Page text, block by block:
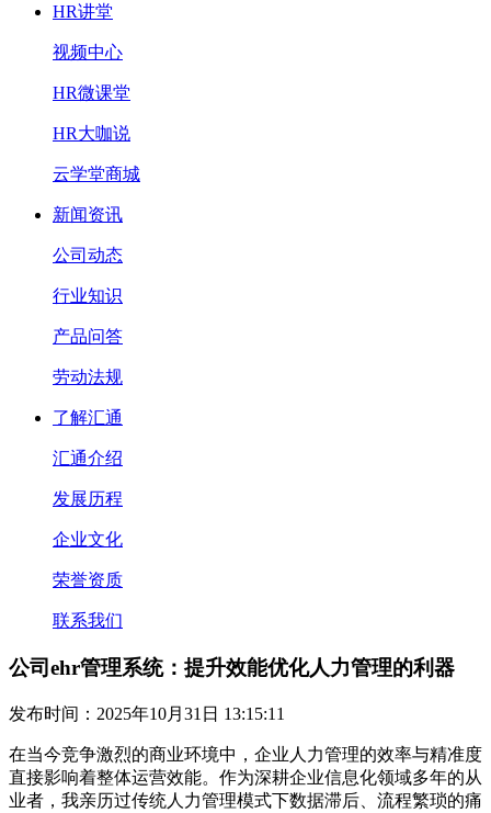
HR讲堂
视频中心
HR微课堂
HR大咖说
云学堂商城
新闻资讯
公司动态
行业知识
产品问答
劳动法规
了解汇通
汇通介绍
发展历程
企业文化
荣誉资质
联系我们
公司ehr管理系统：提升效能优化人力管理的利器
发布时间：2025年10月31日 13:15:11
在当今竞争激烈的商业环境中，企业人力管理的效率与精准度
直接影响着整体运营效能。作为深耕企业信息化领域多年的从
业者，我亲历过传统人力管理模式下数据滞后、流程繁琐的痛